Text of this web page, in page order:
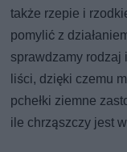
także rzepie i
pomylić z
sprawdzamy rodzaj
liści, dzięki czemu
pchełki ziemne
ile chrząszczy jest